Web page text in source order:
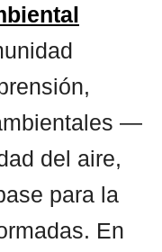
—
del aire,
para la
En